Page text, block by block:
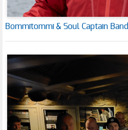
Bommitommi & Soul Captain Band